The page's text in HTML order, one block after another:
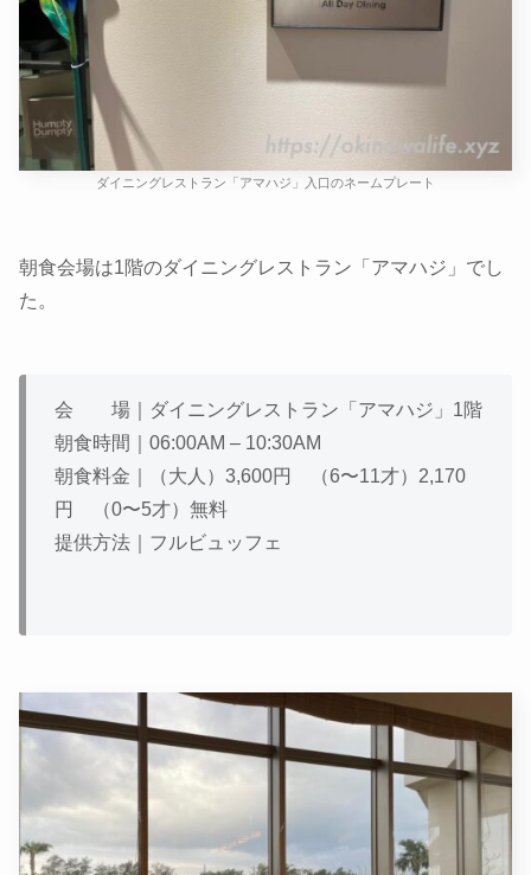
ダイニングレストラン「アマハジ」入口のネームプレート
朝食会場は1階のダイニングレストラン「アマハジ」でし
た。
会 場｜ダイニングレストラン「アマハジ」1階
朝食時間｜06:00AM – 10:30AM
朝食料金｜（大人）3,600円 （6〜11才）2,170
円 （0〜5才）無料
提供方法｜フルビュッフェ